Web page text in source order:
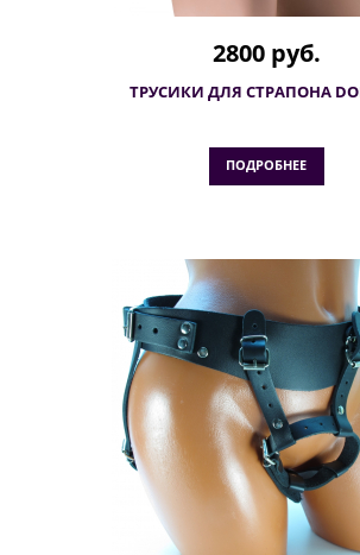
2800 руб.
ТРУСИКИ ДЛЯ СТРАПОНА
ПОДРОБНЕЕ